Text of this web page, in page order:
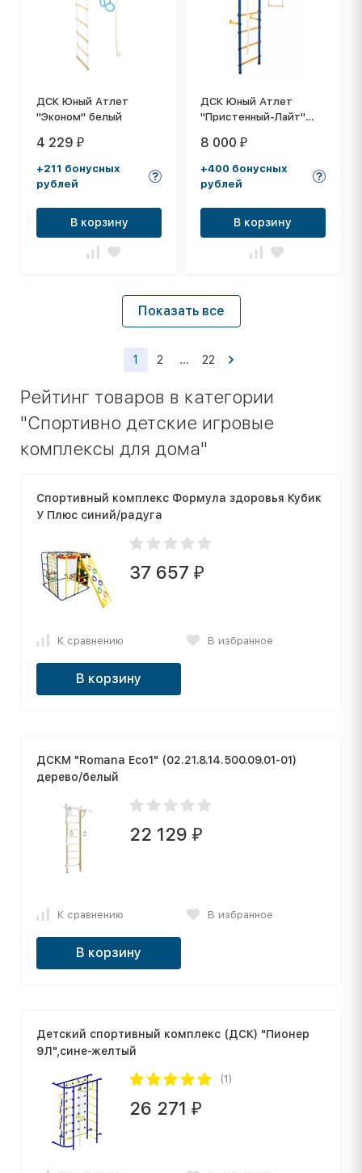
ДСК Юный Атлет
"Эконом" белый
4 229₽
+211 бонусных
рублей
В корзину
ДСК Юный Атлет
"Пристенный-Лайт"
8 000₽
+400 бонусных
рублей
В корзину
Показать все
1 2 ... 22
Рейтинг товаров в категории
"Спортивно детские игровые
комплексы для дома"
Спортивный комплекс Формула здоровья Кубик
У Плюс синий/радуга
37 657 ₽
К сравнению В избранное
В корзину
ДСКМ "Romana Eco1" (02.21.8.14.500.09.01-01)
дерево/белый
22 129 ₽
К сравнению В избранное
В корзину
Детский спортивный комплекс (ДСК) "Пионер
9Л",сине-желтый
(1)
26 271 ₽